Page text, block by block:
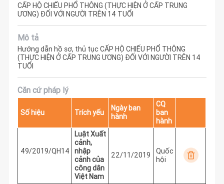
CẤP HỘ CHIẾU PHỔ THÔNG (THỰC HIỆN Ở CẤP TRUNG
ƯƠNG) ĐỐI VỚI NGƯỜI TRÊN 14 TUỔI
Mô tả
Hướng dẫn hồ sơ, thủ tục CẤP HỘ CHIẾU PHỔ THÔNG
(THỰC HIỆN Ở CẤP TRUNG ƯƠNG) ĐỐI VỚI NGƯỜI TRÊN 14
TUỔI
Căn cứ pháp lý
Số hiệu Trích yếu
Ngày ban
hành
CQ
ban
hành
49/2019/QH14
Luật Xuất
cảnh,
nhập
cảnh của
công dân
Việt Nam
22/11/2019
Quốc
hội